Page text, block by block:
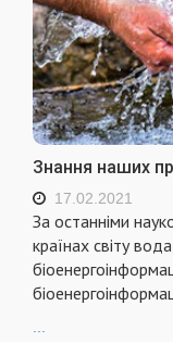
Знання наших
17.02.2021
За останніми
країнах світу